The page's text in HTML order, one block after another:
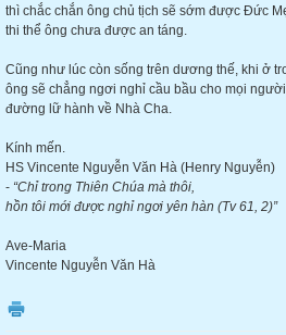
thì chắc chắn ông chủ tịch sẽ sớm được Đức
thi thể ông chưa được an táng.
Cũng như lúc còn sống trên dương thế, khi ở
ông sẽ chẳng ngơi nghỉ cầu bầu cho mọi
đường lữ hành về Nhà Cha.
Kính mến.
HS Vincente Nguyễn Văn Hà (Henry Nguyễn)
- “Chỉ trong Thiên Chúa mà thôi,
hồn tôi mới được nghỉ ngơi yên hàn (Tv 61, 2)”
Ave-Maria
Vincente Nguyễn Văn Hà